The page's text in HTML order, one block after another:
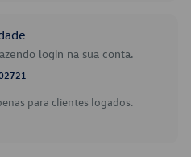
login na sua conta.
para clientes logados.